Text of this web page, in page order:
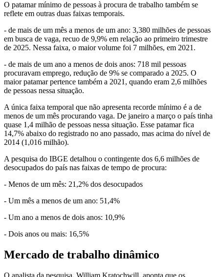
O patamar mínimo de pessoas à procura de trabalho também se
reflete em outras duas faixas temporais.
- de mais de um mês a menos de um ano: 3,380 milhões de pessoas
em busca de vaga, recuo de 9,9% em relação ao primeiro trimestre
de 2025. Nessa faixa, o maior volume foi 7 milhões, em 2021.
- de mais de um ano a menos de dois anos: 718 mil pessoas
procuravam emprego, redução de 9% se comparado a 2025. O
maior patamar pertence também a 2021, quando eram 2,6 milhões
de pessoas nessa situação.
A única faixa temporal que não apresenta recorde mínimo é a de
menos de um mês procurando vaga. De janeiro a março o país tinha
quase 1,4 milhão de pessoas nessa situação. Esse patamar fica
14,7% abaixo do registrado no ano passado, mas acima do nível de
2014 (1,016 milhão).
A pesquisa do IBGE detalhou o contingente dos 6,6 milhões de
desocupados do país nas faixas de tempo de procura:
- Menos de um mês: 21,2% dos desocupados
- Um mês a menos de um ano: 51,4%
- Um ano a menos de dois anos: 10,9%
- Dois anos ou mais: 16,5%
Mercado de trabalho dinâmico
O analista da pesquisa, William Kratochwill, aponta que os